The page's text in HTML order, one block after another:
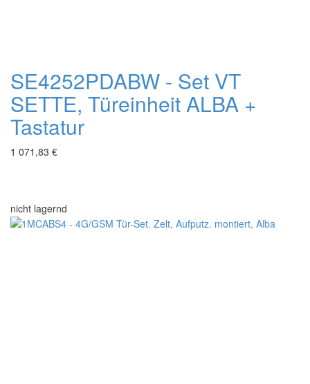
SE4252PDABW - Set VT
SETTE, Türeinheit ALBA +
Tastatur
1 071,83 €
nicht lagernd